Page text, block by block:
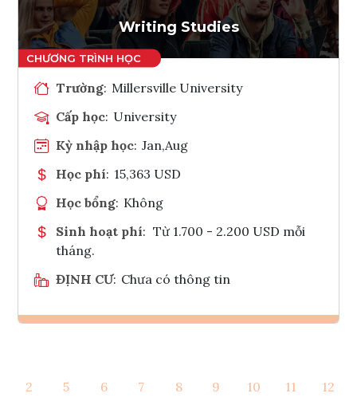
Writing Studies
Trường: Millersville University
Cấp học: University
Kỳ nhập học: Jan,Aug
Học phí: 15,363 USD
Học bổng: Không
Sinh hoạt phí: Từ 1.700 - 2.200 USD mỗi
tháng.
ĐỊNH CƯ: Chưa có thông tin
Tham vấn Interlink
2 5 6 7 8 9 10 11 12